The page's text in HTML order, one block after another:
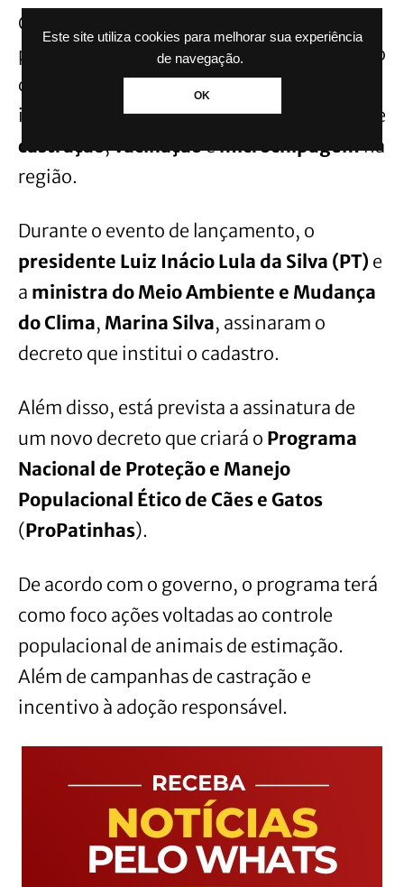
Este site utiliza cookies para melhorar sua experiência
de navegação.
OK
Com essa nova ferramenta, os tutores
poderão saber a
localização do pet
em caso
de desaparecimento, além de receber
informações sobrecampanhas públicas
de
castração,vacinaçãoemicrochipagemna
região.
Durante o evento de lançamento, o
presidente Luiz Inácio Lula da Silva (PT) e
a ministra do Meio Ambiente e Mudança
do Clima, Marina Silva, assinaram o
decreto que institui o cadastro.
Além disso, está prevista a assinatura de
um novo decreto que criará o Programa
Nacional de Proteção e Manejo
Populacional Ético de Cães e Gatos
(ProPatinhas).
De acordo com o governo, o programa terá
como foco ações voltadas ao controle
populacional de animais de estimação.
Além de campanhas de castração e
incentivo à adoção responsável.